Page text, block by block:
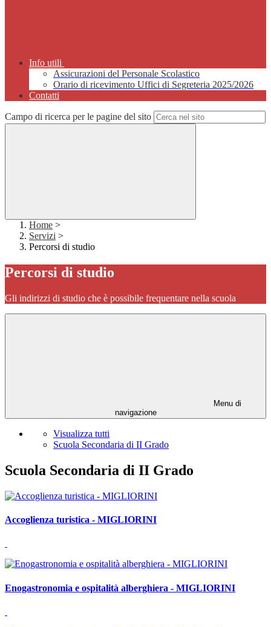
Info utili
Assicurazioni del Personale Scolastico
Orario di ricevimento Uffici di Segreteria 2025/2026
Contatti
Campo di ricerca per le pagine del sito
Home >
Servizi >
Percorsi di studio
Percorsi di studio
Gli indirizzi di studio che è possibile frequentare nella scuola
Menu di
navigazione
Visualizza tutti
Scuola Secondaria di II Grado
Scuola Secondaria di II Grado
Accoglienza turistica - MIGLIORINI
Enogastronomia e ospitalità alberghiera - MIGLIORINI